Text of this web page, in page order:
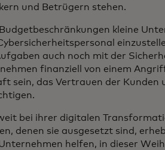
und Betrügern stehen.
kleine
auch noch mit der
finanziell von einem
sein, das Vertrauen der Kunden
bei ihrer digitalen
denen sie ausgesetzt sind,
helfen, in dieser